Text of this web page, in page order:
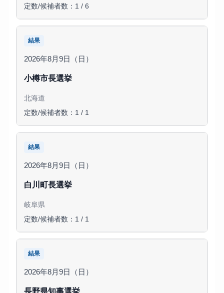
定数/候補者数：1 / 6
結果
2026年8月9日（日）
小樽市長選挙
北海道
定数/候補者数：1 / 1
結果
2026年8月9日（日）
白川町長選挙
岐阜県
定数/候補者数：1 / 1
結果
2026年8月9日（日）
長野県知事選挙